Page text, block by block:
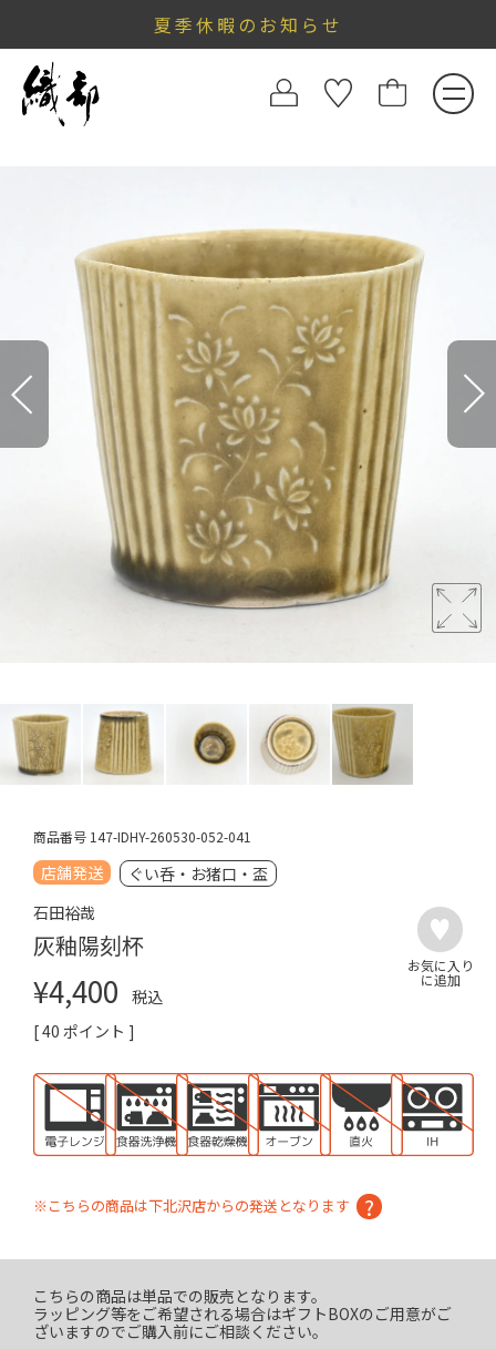
夏季休暇のお知らせ
商品番号 147-IDHY-260530-052-041
店舗発送
ぐい呑・お猪口・盃
石田裕哉
灰釉陽刻杯
¥4,400
税込
[40 ポイント ]
※こちらの商品は下北沢店からの発送となります
こちらの商品は単品での販売となります。
ラッピング等をご希望される場合はギフトBOXのご用意がご
ざいますのでご購入前にご相談ください。